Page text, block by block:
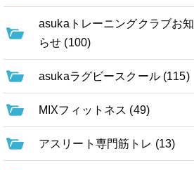
asukaトレーニングクラブお知
らせ (100)
asukaラグビースクール (115)
MIXフィットネス (49)
アスリート専門筋トレ (13)